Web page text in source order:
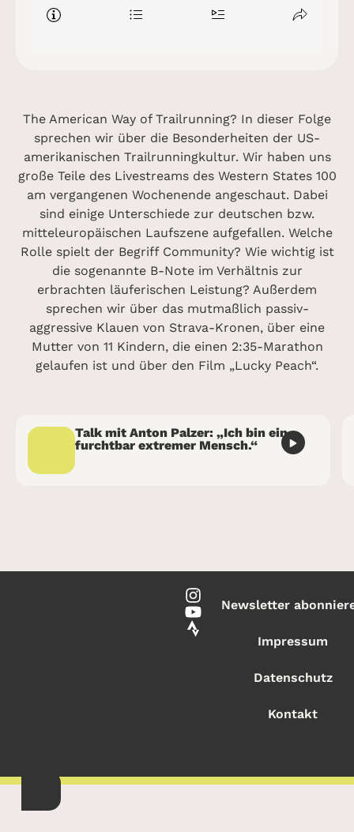
The American Way of Trailrunning? In dieser Folge
sprechen wir über die Besonderheiten der US-
amerikanischen Trailrunningkultur. Wir haben uns
große Teile des Livestreams des Western States 100
am vergangenen Wochenende angeschaut. Dabei
sind einige Unterschiede zur deutschen bzw.
mitteleuropäischen Laufszene aufgefallen. Welche
Rolle spielt der Begriff Community? Wie wichtig ist
die sogenannte B-Note im Verhältnis zur
erbrachten läuferischen Leistung? Außerdem
sprechen wir über das mutmaßlich passiv-
aggressive Klauen von Strava-Kronen, über eine
Mutter von 11 Kindern, die einen 2:35-Marathon
gelaufen ist und über den Film „Lucky Peach“.
Talk mit Anton Palzer: „Ich bin ein
furchtbar extremer Mensch.“
Newsletter
Impressum
Datenschutz
Kontakt